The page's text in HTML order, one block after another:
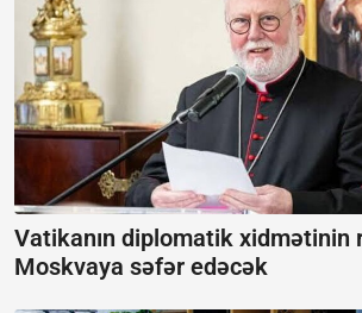
Vatikanın diplomatik xidmətinin
Moskvaya səfər edəcək